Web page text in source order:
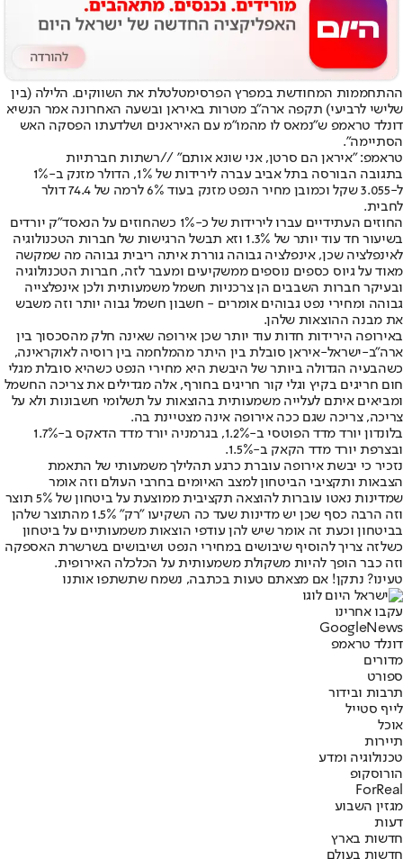
ההתחממות המחודשת במפרץ הפרסימטלטלת את השווקים. הלילה (בין
שלישי לרביעי) תקפה ארה״ב מטרות באיראן ובשעה האחרונה אמר הנשיא
דונלד טראמפ ש״נמאס לו מהמו״מ עם האיראנים ושלדעתו הפסקה האש
הסתיימה״.
טראמפ: "איראן הם סרטן, אני שונא אותם" //רשתות חברתיות
בתגובה הבורסה בתל אביב עברה לירידות של 1%, הדולר מזנק ב-1%
ל-3.055 שקל וכמובן מחיר הנפט מזנק בעוד 6% לרמה של 74.4 דולר
לחבית.
החוזים העתידיים עברו לירידות של כ-1% כשהחוזים על הנאסד״ק יורדים
בשיעור חד עוד יותר של 1.3% וזא תבשל הרגישות של חברות הטכנולוגיה
לאינפלציה שכן, אינפלציה גבוהה גוררת איתה ריבית גבוהה מה שמקשה
מאוד על גיוס כספים נוספים ממשקיעים ומעבר לזה, חברות הטכנולוגיה
ובעיקר חברות השבבים הן צרכניות חשמל משמעותית ולכן אינפלצייה
גבוהה ומחירי נפט גבוהים אומרים - חשבון חשמל גבוה יותר וזה משבש
את מבנה ההוצאות שלהן.
באירופה הירידות חדות עוד יותר שכן אירופה שאינה חלק מהסכסוך בין
ארה״ב-ישראל-איראן סובלת בין היתר מהמלחמה בין רוסיה לאוקראינה,
כשהבעיה הגדולה ביותר של היבשת היא מחירי הנפט כשהיא סובלת מגלי
חום חריגים בקיץ וגלי קור חריגים בחורף, אלה מגדילים את צריכה החשמל
ומביאים איתם לעלייה משמעותית בהוצאות על תשלומי חשבונות ולא על
צריכה, צריכה שגם ככה אירופה אינה מצטיינת בה.
בלונדון יורד מדד הפוטסי ב-1.2%, בגרמניה יורד מדד הדאקס ב-1.7%
ובצרפת יורד מדד הקאק ב-1.5%.
נזכיר כי יבשת אירופה עוברת כרגע תהלילך משמעותי של התאמת
הצבאות ותקציבי הביטחון למצב האיומים בחרבי העולם וזה אומר
שמדינות נאטו עוברות להוצאה תקציבית ממוצעת על ביטחון של 5% תוצר
וזה הרבה כסף שכן יש מדינות שעד כה השקיעו ״רק״ 1.5% מהתוצר שלהן
בביטחון וכעת זה אומר שיש להן עודפי הוצאות משמעותיים על ביטחון
כשלזה צריך להוסיף שיבושים במחירי הנפט ושיבושים בשרשרת האספקה
וזה כבר הופך להיות משקולת משמעותית על הכלכלה האירופית.
טעינו? נתקן! אם מצאתם טעות בכתבה, נשמח שתשתפו אותנו
עקבו אחרינו
Googl eNews
דונלד טראמפ
מדורים
ספורט
תרבות ובידור
לייף סטייל
אוכל
תיירות
טכנולוגיה ומדע
הורוסקופ
ForReal
מגזין השבוע
דעות
חדשות בארץ
חדשות בעולם